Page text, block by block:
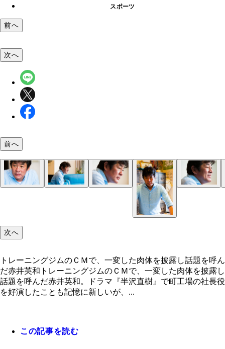
スポーツ
前へ
トレーニングジムのＣＭで、一変した肉体を披露
次へ
前へ
次へ
トレーニングジムのＣＭで、一変した肉体を披露し話題を呼ん
だ赤井英和トレーニングジムのＣＭで、一変した肉体を披露し
話題を呼んだ赤井英和。ドラマ『半沢直樹』で町工場の社長役
を好演したことも記憶に新しいが、...
この記事を読む